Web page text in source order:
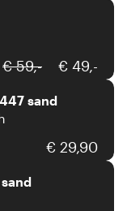
€ 59,- € 49,-
HELL
sand
€ 29,90
Cane-line